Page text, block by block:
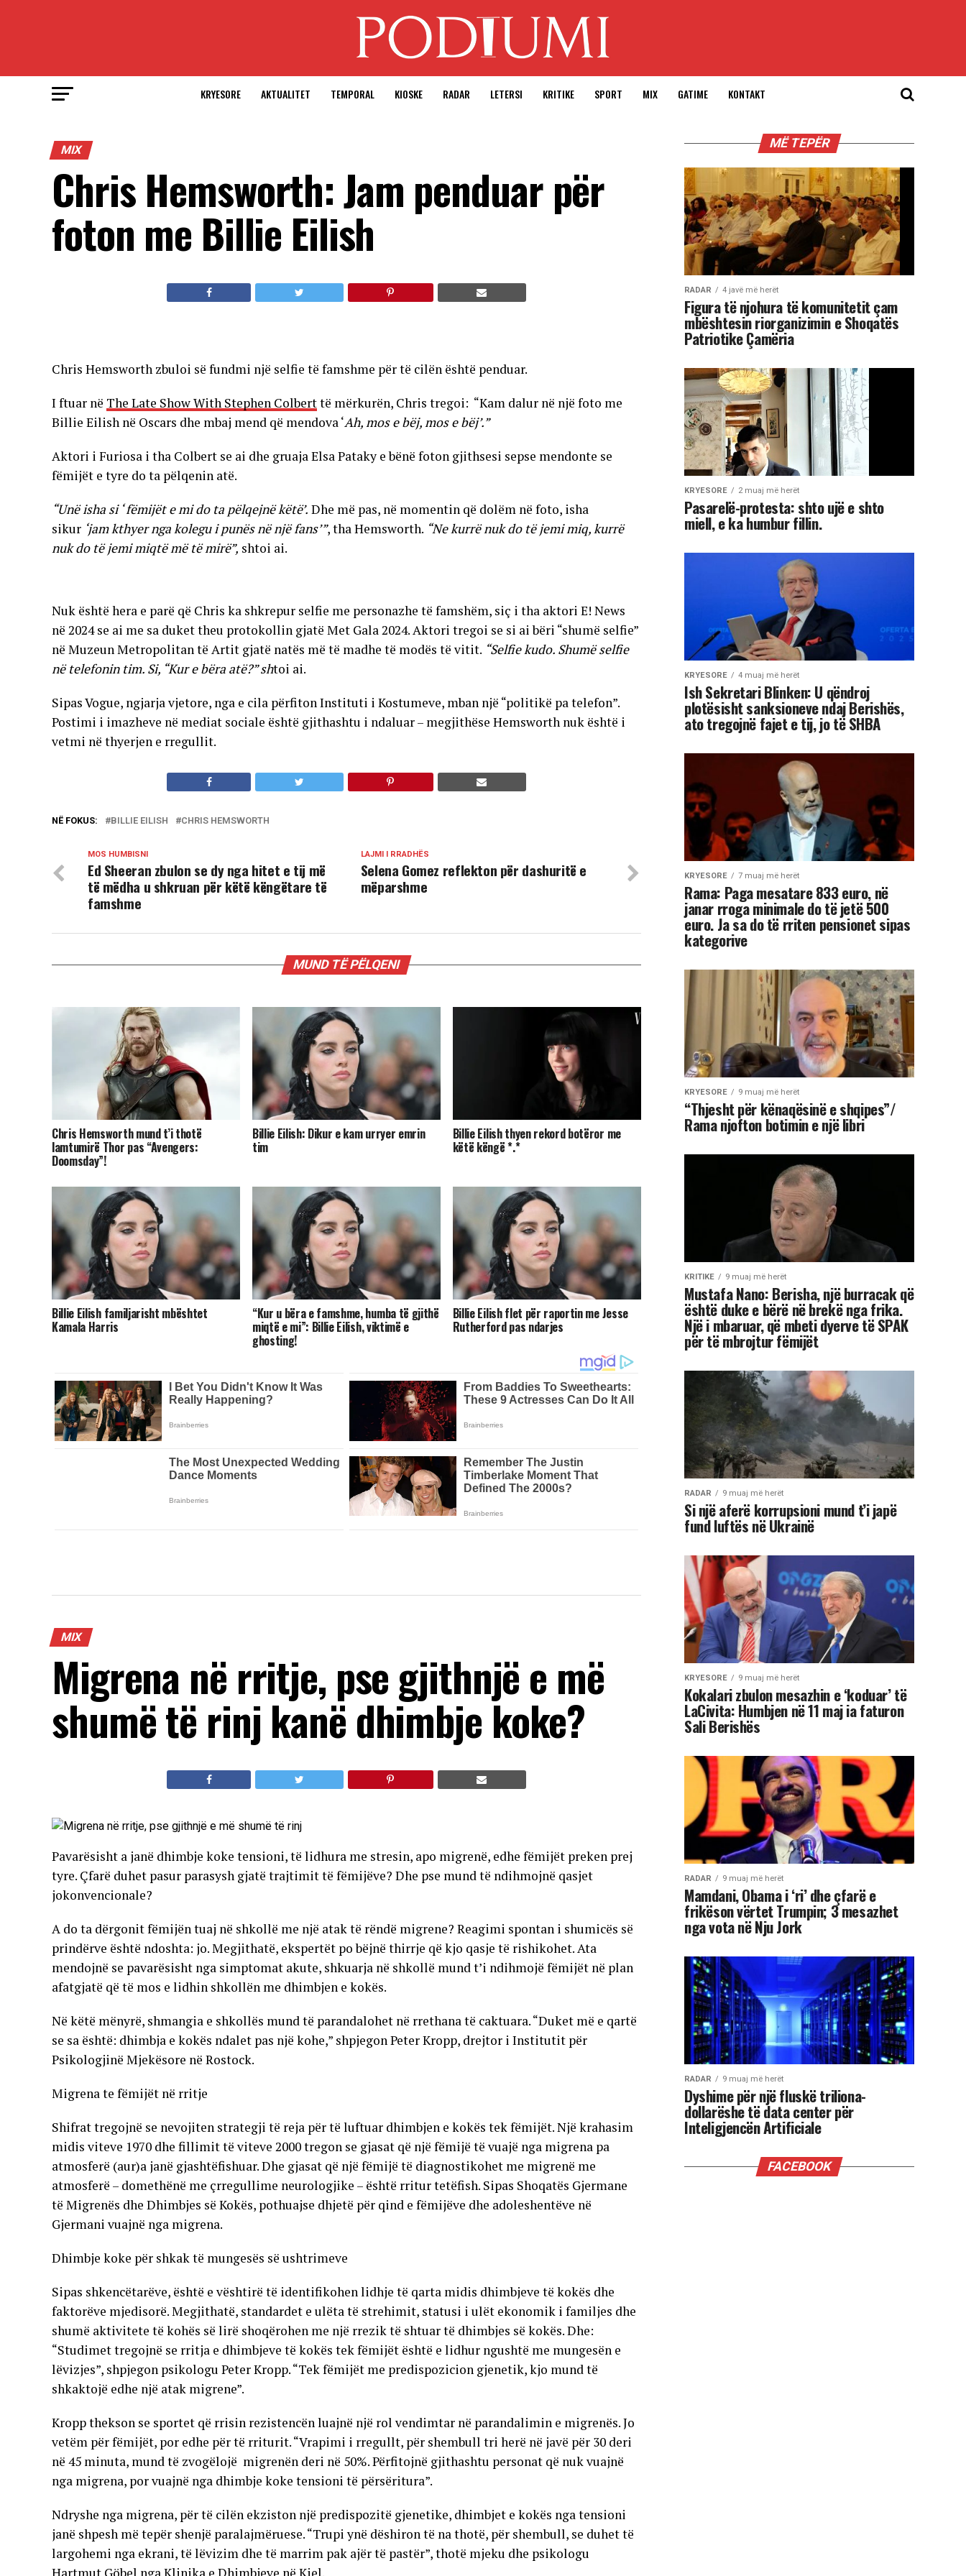
KRYESORE AKTUALITET TEMPORAL KIOSKE RADAR LETERSI KRITIKE SPORT MIX GATIME KONTAKT
MIX
Chris Hemsworth: Jam penduar për
foton me Billie Eilish
Chris Hemsworth zbuloi së fundmi një selfie të famshme për të cilën është penduar.
I ftuar në The Late Show With Stephen Colberttë mërkurën, Chris tregoi: “Kam dalur në një foto me
Billie Eilish në Oscars dhe mbaj mend që mendova ‘Ah, mos e bëj, mos e bëj’.”
Aktori i Furiosa i tha Colbert se ai dhe gruaja Elsa Pataky e bënë foton gjithsesi sepse mendonte se
fëmijët e tyre do ta pëlqenin atë.
“Unë isha si ‘ fëmijët e mi do ta pëlqejnë këtë’. Dhe më pas, në momentin që dolëm në foto, isha
sikur ‘jam kthyer nga kolegu i punës në një fans’”, tha Hemsworth. “Ne kurrë nuk do të jemi miq, kurrë
nuk do të jemi miqtë më të mirë”, shtoi ai.
Nuk është hera e parë që Chris ka shkrepur selfie me personazhe të famshëm, siç i tha aktori E! News
në 2024 se ai me sa duket theu protokollin gjatë Met Gala 2024. Aktori tregoi se si ai bëri “shumë selfie”
në Muzeun Metropolitan të Artit gjatë natës më të madhe të modës të vitit. “Selfie kudo. Shumë selfie
në telefonin tim. Si, “Kur e bëra atë?” shtoi ai.
Sipas Vogue, ngjarja vjetore, nga e cila përfiton Instituti i Kostumeve, mban një “politikë pa telefon”.
Postimi i imazheve në mediat sociale është gjithashtu i ndaluar – megjithëse Hemsworth nuk është i
vetmi në thyerjen e rregullit.
NË FOKUS: BILLIE EILISH CHRIS HEMSWORTH
LAJMI I RRADHËS
Selena Gomez reflekton për dashuritë e
mëparshme
MOS HUMBISNI
Ed Sheeran zbulon se dy nga hitet e tij më
të mëdha u shkruan për këtë këngëtare të
famshme
MUND TË PËLQENI
Chris Hemsworth mund t’i thotë
lamtumirë Thor pas “Avengers:
Doomsday”!
Billie Eilish: Dikur e kam urryer emrin
tim
Billie Eilish thyen rekord botëror me
këtë këngë *.*
Billie Eilish familjarisht mbështet
Kamala Harris
“Kur u bëra e famshme, humba të gjithë
miqtë e mi”: Billie Eilish, viktimë e
ghosting!
Billie Eilish flet për raportin me Jesse
Rutherford pas ndarjes
MIX
Migrena në rritje, pse gjithnjë e më
shumë të rinj kanë dhimbje koke?
Pavarësisht a janë dhimbje koke tensioni, të lidhura me stresin, apo migrenë, edhe fëmijët preken prej
tyre. Çfarë duhet pasur parasysh gjatë trajtimit të fëmijëve? Dhe pse mund të ndihmojnë qasjet
jokonvencionale?
A do ta dërgonit fëmijën tuaj në shkollë me një atak të rëndë migrene? Reagimi spontan i shumicës së
prindërve është ndoshta: jo. Megjithatë, ekspertët po bëjnë thirrje që kjo qasje të rishikohet. Ata
mendojnë se pavarësisht nga simptomat akute, shkuarja në shkollë mund t’i ndihmojë fëmijët në plan
afatgjatë që të mos e lidhin shkollën me dhimbjen e kokës.
Në këtë mënyrë, shmangia e shkollës mund të parandalohet në rrethana të caktuara. “Duket më e qartë
se sa është: dhimbja e kokës ndalet pas një kohe,” shpjegon Peter Kropp, drejtor i Institutit për
Psikologjinë Mjekësore në Rostock.
Migrena te fëmijët në rritje
Shifrat tregojnë se nevojiten strategji të reja për të luftuar dhimbjen e kokës tek fëmijët. Një krahasim
midis viteve 1970 dhe fillimit të viteve 2000 tregon se gjasat që një fëmijë të vuajë nga migrena pa
atmosferë (aur)a janë gjashtëfishuar. Dhe gjasat që një fëmijë të diagnostikohet me migrenë me
atmosferë – domethënë me çrregullime neurologjike – është rritur tetëfish. Sipas Shoqatës Gjermane
të Migrenës dhe Dhimbjes së Kokës, pothuajse dhjetë për qind e fëmijëve dhe adoleshentëve në
Gjermani vuajnë nga migrena.
Dhimbje koke për shkak të mungesës së ushtrimeve
Sipas shkencëtarëve, është e vështirë të identifikohen lidhje të qarta midis dhimbjeve të kokës dhe
faktorëve mjedisorë. Megjithatë, standardet e ulëta të strehimit, statusi i ulët ekonomik i familjes dhe
shumë aktivitete të kohës së lirë shoqërohen me një rrezik të shtuar të dhimbjes së kokës. Dhe:
“Studimet tregojnë se rritja e dhimbjeve të kokës tek fëmijët është e lidhur ngushtë me mungesën e
lëvizjes”, shpjegon psikologu Peter Kropp. “Tek fëmijët me predispozicion gjenetik, kjo mund të
shkaktojë edhe një atak migrene”.
Kropp thekson se sportet që rrisin rezistencën luajnë një rol vendimtar në parandalimin e migrenës. Jo
vetëm për fëmijët, por edhe për të rriturit. “Vrapimi i rregullt, për shembull tri herë në javë për 30 deri
në 45 minuta, mund të zvogëlojë migrenën deri në 50%. Përfitojnë gjithashtu personat që nuk vuajnë
nga migrena, por vuajnë nga dhimbje koke tensioni të përsëritura”.
Ndryshe nga migrena, për të cilën ekziston një predispozitë gjenetike, dhimbjet e kokës nga tensioni
janë shpesh më tepër shenjë paralajmëruese. “Trupi ynë dëshiron të na thotë, për shembull, se duhet të
largohemi nga ekrani, të lëvizim dhe të marrim pak ajër të pastër”, thotë mjeku dhe psikologu
Hartmut Göbel nga Klinika e Dhimbjeve në Kiel.
MË TEPËR
RADAR 4 javë më herët
Figura të njohura të komunitetit çam
mbështesin riorganizimin e Shoqatës
Patriotike Çamëria
KRYESORE 2 muaj më herët
Pasarelë-protesta: shto ujë e shto
miell, e ka humbur fillin.
KRYESORE 4 muaj më herët
Ish Sekretari Blinken: U qëndroj
plotësisht sanksioneve ndaj Berishës,
ato tregojnë fajet e tij, jo të SHBA
KRYESORE 7 muaj më herët
Rama: Paga mesatare 833 euro, në
janar rroga minimale do të jetë 500
euro. Ja sa do të rriten pensionet sipas
kategorive
KRYESORE 9 muaj më herët
“Thjesht për kënaqësinë e shqipes”/
Rama njofton botimin e një libri
KRITIKE 9 muaj më herët
Mustafa Nano: Berisha, një burracak që
është duke e bërë në brekë nga frika.
Një i mbaruar, që mbeti dyerve të SPAK
për të mbrojtur fëmijët
RADAR 9 muaj më herët
Si një aferë korrupsioni mund t’i japë
fund luftës në Ukrainë
KRYESORE 9 muaj më herët
Kokalari zbulon mesazhin e ‘koduar’ të
LaCivita: Humbjen në 11 maj ia faturon
Sali Berishës
RADAR 9 muaj më herët
Mamdani, Obama i ‘ri’ dhe çfarë e
frikëson vërtet Trumpin; 3 mesazhet
nga vota në Nju Jork
RADAR 9 muaj më herët
Dyshime për një fluskë triliona-
dollarëshe të data center për
Inteligjencën Artificiale
FACEBOOK